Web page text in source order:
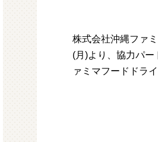
株式会社沖縄ファ
(月)より、協力パ
ァミマフードドラ